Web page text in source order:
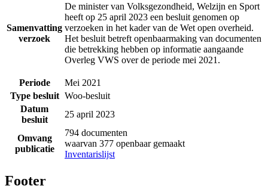
Samenvatting
verzoek
De minister van Volksgezondheid, Welzijn en Sport
heeft op 25 april 2023 een besluit genomen op
verzoeken in het kader van de Wet open overheid.
Het besluit betreft openbaarmaking van documenten
die betrekking hebben op informatie aangaande
Overleg VWS over de periode mei 2021.
Periode
Mei 2021
Type besluit Woo-besluit
Datum
besluit
25 april 2023
Omvang
publicatie
794 documenten
waarvan 377 openbaar gemaakt
Inventarislijst
Footer